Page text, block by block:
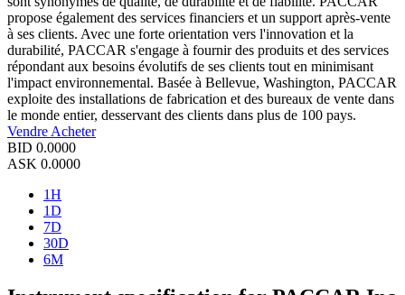
propose également des services financiers et un support après-vente
à ses clients. Avec une forte orientation vers l'innovation et la
durabilité, PACCAR s'engage à fournir des produits et des services
répondant aux besoins évolutifs de ses clients tout en minimisant
l'impact environnemental. Basée à Bellevue, Washington, PACCAR
exploite des installations de fabrication et des bureaux de vente dans
le monde entier, desservant des clients dans plus de 100 pays.
Vendre Acheter
BID 0.0000
ASK 0.0000
1H
1D
7D
30D
6M